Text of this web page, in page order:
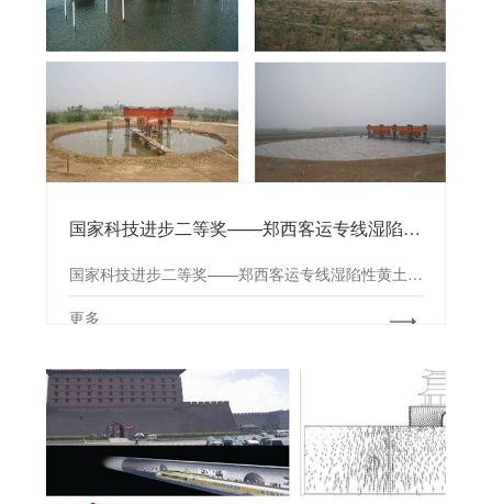
国家科技进步二等奖——郑西客运专线湿陷性黄土场地桩基浸水试验研究
国家科技进步二等奖——郑西客运专线湿陷性黄土场地桩基浸水试验研究
更多